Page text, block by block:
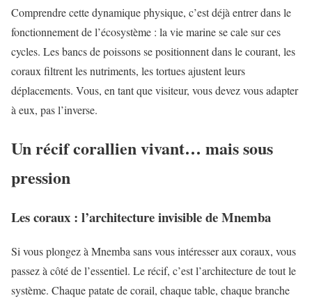
Comprendre cette dynamique physique, c’est déjà entrer dans le
fonctionnement de l’écosystème : la vie marine se cale sur ces
cycles. Les bancs de poissons se positionnent dans le courant, les
coraux filtrent les nutriments, les tortues ajustent leurs
déplacements. Vous, en tant que visiteur, vous devez vous adapter
à eux, pas l’inverse.
Un récif corallien vivant… mais sous
pression
Les coraux : l’architecture invisible de Mnemba
Si vous plongez à Mnemba sans vous intéresser aux coraux, vous
passez à côté de l’essentiel. Le récif, c’est l’architecture de tout le
système. Chaque patate de corail, chaque table, chaque branche